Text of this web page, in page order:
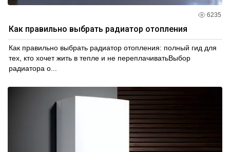
6235
Как правильно выбрать радиатор отопления
Как правильно выбрать радиатор отопления: полный гид для
тех, кто хочет жить в тепле и не переплачиватьВыбор
радиатора о...